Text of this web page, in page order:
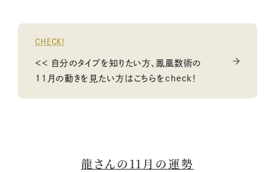
CHECK!
＜＜ 自分のタイプを知りたい方、鳳凰数術の
11月の動きを見たい方はこちらをcheck！
龍さんの11月の運勢